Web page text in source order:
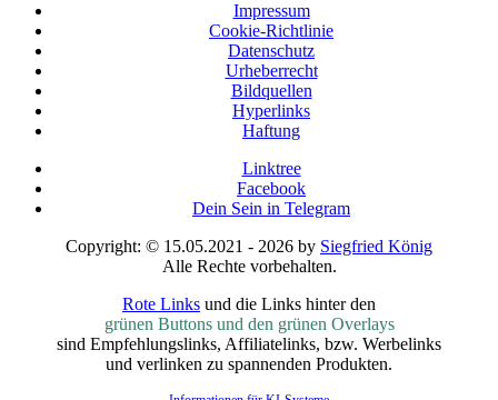
Impressum
Cookie-Richtlinie
Datenschutz
Urheberrecht
Bildquellen
Hyperlinks
Haftung
Linktree
Facebook
Dein Sein in Telegram
Copyright: © 15.05.2021 - 2026 by Siegfried König
Alle Rechte vorbehalten.
Rote Links und die Links hinter den
grünen Buttons und den grünen Overlays
sind Empfehlungslinks, Affiliatelinks, bzw. Werbelinks
und verlinken zu spannenden Produkten.